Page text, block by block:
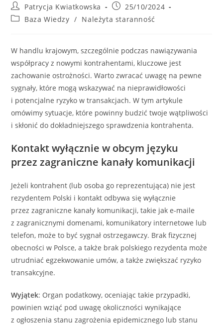
Post
author:
Patrycja Kwiatkowska
Post
published:
25/10/2024
PostBaza Wiedzy / Należyta staranność
W handlu krajowym, szczególnie podczas nawiązywania
współpracy z nowymi kontrahentami, kluczowe jest
zachowanie ostrożności. Warto zwracać uwagę na pewne
sygnały, które mogą wskazywać na nieprawidłowości
i potencjalne ryzyko w transakcjach. W tym artykule
omówimy sytuacje, które powinny budzić twoje wątpliwości
i skłonić do dokładniejszego sprawdzenia kontrahenta.
Kontakt wyłącznie w obcym języku
przez zagraniczne kanały komunikacji
Jeżeli kontrahent (lub osoba go reprezentująca) nie jest
rezydentem Polski i kontakt odbywa się wyłącznie
przez zagraniczne kanały komunikacji, takie jak e-maile
z zagranicznymi domenami, komunikatory internetowe lub
telefon, może to być sygnał ostrzegawczy. Brak fizycznej
obecności w Polsce, a także brak polskiego rezydenta może
utrudniać egzekwowanie umów, a także zwiększać ryzyko
transakcyjne.
Wyjątek: Organ podatkowy, oceniając takie przypadki,
powinien wziąć pod uwagę okoliczności wynikające
z ogłoszenia stanu zagrożenia epidemicznego lub stanu